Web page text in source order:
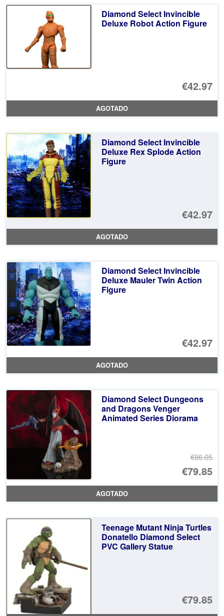
Diamond Select Invincible
Deluxe Robot Action Figure
€42.97
AGOTADO
Diamond Select Invincible
Deluxe Rex Splode Action
Figure
€42.97
AGOTADO
Diamond Select Invincible
Deluxe Mauler Twin Action
Figure
€42.97
AGOTADO
Diamond Select Dungeons
and Dragons Venger
Animated Series Diorama
€86.05
El
€79.85
El
AGOTADO
Teenage Mutant Ninja Turtles
Donatello Diamond Select
PVC Gallery Statue
€79.85